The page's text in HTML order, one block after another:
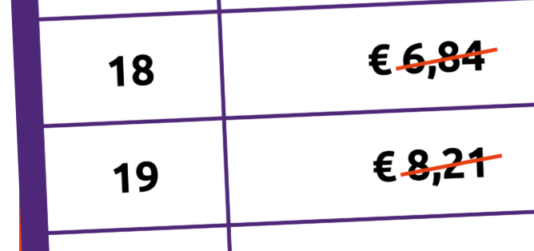
Werken bij Volt
Contact
Sprekersaanvraag
Volt There - Buitenlandstichting Volt
Charge - Wetenschappelijk Platform Volt